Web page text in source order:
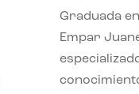
Graduada
Empar